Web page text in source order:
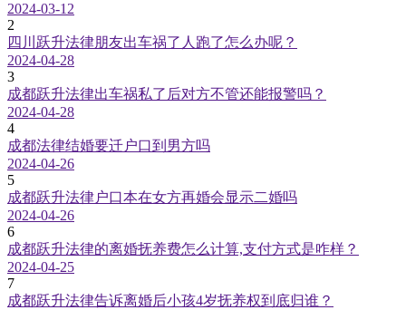
2024-03-12
2
四川跃升法律朋友出车祸了人跑了怎么办呢？
2024-04-28
3
成都跃升法律出车祸私了后对方不管还能报警吗？
2024-04-28
4
成都法律结婚要迁户口到男方吗
2024-04-26
5
成都跃升法律户口本在女方再婚会显示二婚吗
2024-04-26
6
成都跃升法律的离婚抚养费怎么计算,支付方式是咋样？
2024-04-25
7
成都跃升法律告诉离婚后小孩4岁抚养权到底归谁？